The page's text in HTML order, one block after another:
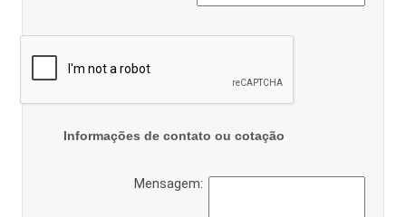
Informações de contato ou cotação
Mensagem: